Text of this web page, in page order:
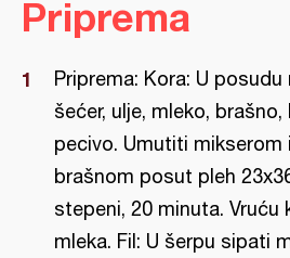
Priprema
Priprema: Kora: U
šećer, ulje, mleko,
pecivo. Umutiti mikserom
brašnom posut pleh
stepeni, 20 minuta. Vruću
mleka. Fil: U šerpu sipati